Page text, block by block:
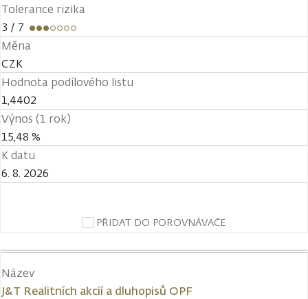
Tolerance rizika
3 / 7
Měna
CZK
Hodnota podílového listu
1,4402
Výnos (1 rok)
15,48 %
K datu
6. 8. 2026
PŘIDAT DO POROVNÁVAČE
Název
J&T Realitních akcií a dluhopisů OPF